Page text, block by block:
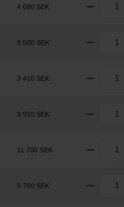
4 680 SEK Ta bort
5 500 SEK Ta bort
3 410 SEK Ta bort
3 910 SEK Ta bort
11 700 SEK Ta bort
5 700 SEK Ta bort